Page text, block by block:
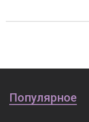
Популярное